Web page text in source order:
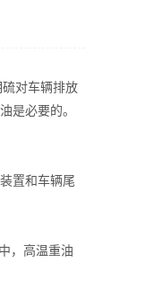
对车辆排放
是必要的。
置和车辆尾
，高温重油